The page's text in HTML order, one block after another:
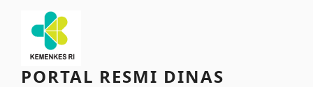
content
PORTAL RESMI DINAS